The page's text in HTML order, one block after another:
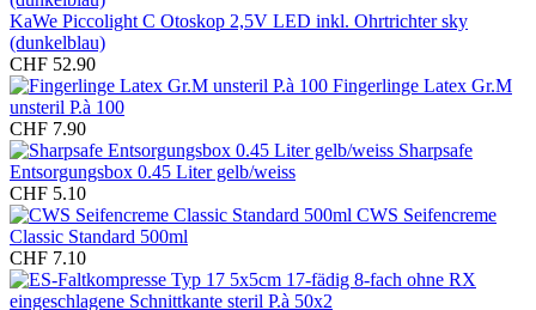
KaWe Piccolight C Otoskop 2,5V LED inkl. Ohrtrichter sky
(dunkelblau)
CHF 52.90
Fingerlinge Latex Gr.M
unsteril P.à 100
CHF 7.90
Sharpsafe
Entsorgungsbox 0.45 Liter gelb/weiss
CHF 5.10
CWS Seifencreme
Classic Standard 500ml
CHF 7.10